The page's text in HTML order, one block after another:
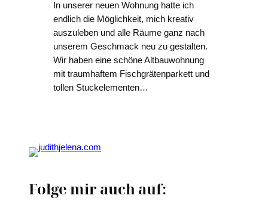
In unserer neuen Wohnung hatte ich
endlich die Möglichkeit, mich kreativ
auszuleben und alle Räume ganz nach
unserem Geschmack neu zu gestalten.
Wir haben eine schöne Altbauwohnung
mit traumhaftem Fischgrätenparkett und
tollen Stuckelementen…
Folge mir auch auf: